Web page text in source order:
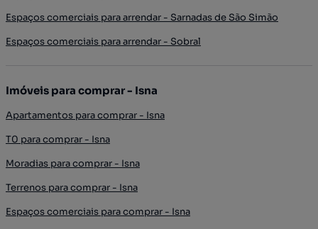
Espaços comerciais para arrendar - Sarnadas de São Simão
Espaços comerciais para arrendar - Sobral
Imóveis para comprar - Isna
Apartamentos para comprar - Isna
T0 para comprar - Isna
Moradias para comprar - Isna
Terrenos para comprar - Isna
Espaços comerciais para comprar - Isna